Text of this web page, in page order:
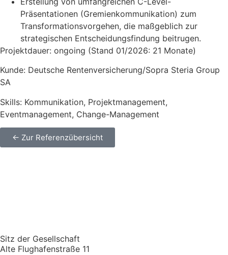
Präsentationen (Gremienkommunikation) zum
Transformationsvorgehen, die maßgeblich zur
strategischen Entscheidungsfindung beitrugen.
Projektdauer: ongoing (Stand 01/2026: 21 Monate)
Kunde: Deutsche Rentenversicherung/Sopra Steria Group
SA
Skills: Kommunikation, Projektmanagement,
Eventmanagement, Change-Management
← Zur Referenzübersicht
Sitz der Gesellschaft
Alte Flughafenstraße 11